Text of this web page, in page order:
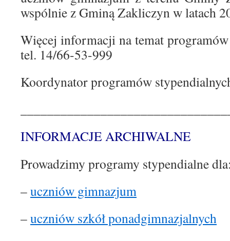
wspólnie z Gminą Zakliczyn w latach
Więcej informacji na temat
tel. 14/66-53-999
Koordynator programów
INFORMACJE ARCHIWALNE
Prowadzimy programy stypendialne
–uczniów gimnazjum
–uczniów szkół ponadgimnazjalnych